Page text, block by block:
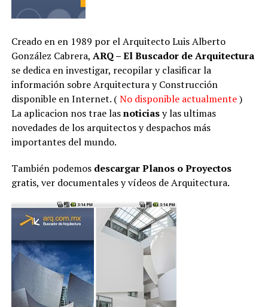
Creado en en 1989 por el Arquitecto Luis Alberto
González Cabrera, ARQ – El Buscador de Arquitectura
se dedica en investigar, recopilar y clasificar la
información sobre Arquitectura y Construcción
disponible en Internet. (No disponible actualmente)
La aplicacion nos trae lasnoticiasy las ultimas
novedades de los arquitectos y despachos más
importantes del mundo.
También podemosdescargar Planos o Proyectos
gratis, ver documentales y vídeos de Arquitectura.